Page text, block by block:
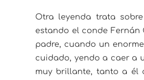
Otra leyenda trata
estando el conde
padre, cuando un
cuidado, yendo a caer a
muy brillante, tanto a él